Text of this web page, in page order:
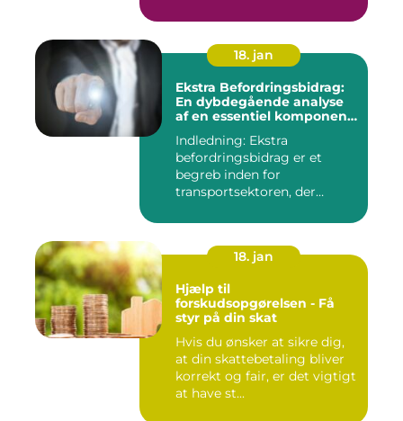
18. jan
Ekstra Befordringsbidrag:
En dybdegående analyse
af en essentiel komponent
Indledning: Ekstra
befordringsbidrag er et
begreb inden for
transportsektoren, der
18. jan
Hjælp til
forskudsopgørelsen - Få
styr på din skat
Hvis du ønsker at sikre dig,
at din skattebetaling bliver
korrekt og fair, er det vigtigt
at have st...